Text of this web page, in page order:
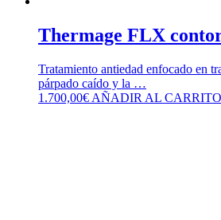
Thermage FLX
Tratamiento antiedad enfocado en
párpado caído y la …
1.700,00€ AÑADIR AL CARRITO